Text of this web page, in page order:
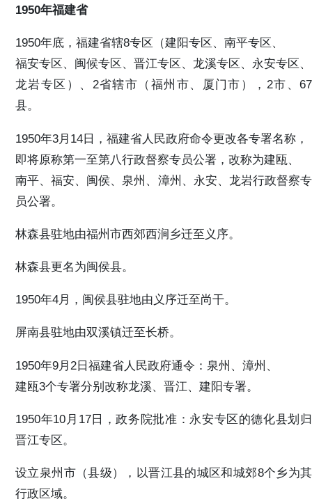
1950年福建省
1950年底，福建省辖8专区（建阳专区、南平专区、
福安专区、闽候专区、晋江专区、龙溪专区、永安专区、
龙岩专区）、2省辖市（福州市、厦门市），2市、67
县。
1950年3月14日，福建省人民政府命令更改各专署名称，
即将原称第一至第八行政督察专员公署，改称为建瓯、
南平、福安、闽侯、泉州、漳州、永安、龙岩行政督察专
员公署。
林森县驻地由福州市西郊西涧乡迁至义序。
林森县更名为闽侯县。
1950年4月，闽侯县驻地由义序迁至尚干。
屏南县驻地由双溪镇迁至长桥。
1950年9月2日福建省人民政府通令：泉州、漳州、
建瓯3个专署分别改称龙溪、晋江、建阳专署。
1950年10月17日，政务院批准：永安专区的德化县划归
晋江专区。
设立泉州市（县级），以晋江县的城区和城郊8个乡为其
行政区域。